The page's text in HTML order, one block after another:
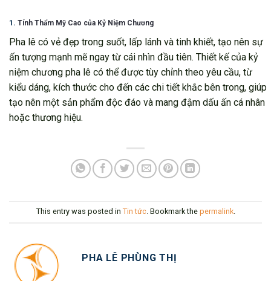
1. Tính Thẩm Mỹ Cao của Kỷ Niệm Chương
Pha lê có vẻ đẹp trong suốt, lấp lánh và tinh khiết, tạo nên sự
ấn tượng mạnh mẽ ngay từ cái nhìn đầu tiên. Thiết kế của kỷ
niệm chương pha lê có thể được tùy chỉnh theo yêu cầu, từ
kiểu dáng, kích thước cho đến các chi tiết khắc bên trong, giúp
tạo nên một sản phẩm độc đáo và mang đậm dấu ấn cá nhân
hoặc thương hiệu.
This entry was posted in Tin tức. Bookmark the permalink.
PHA LÊ PHÙNG THỊ